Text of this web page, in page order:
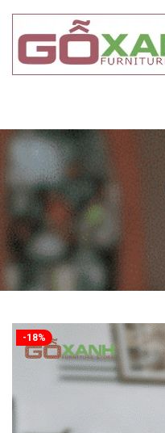
dung
-18%